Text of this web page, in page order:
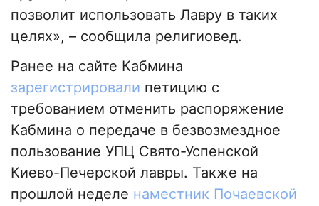
позволит использовать Лавру в таких
целях», – сообщила религиовед.
Ранее на сайте Кабмина
зарегистрировали петицию с
требованием отменить распоряжение
Кабмина о передаче в безвозмездное
пользование УПЦ Свято-Успенской
Киево-Печерской лавры. Также на
прошлой неделе наместник Почаевской